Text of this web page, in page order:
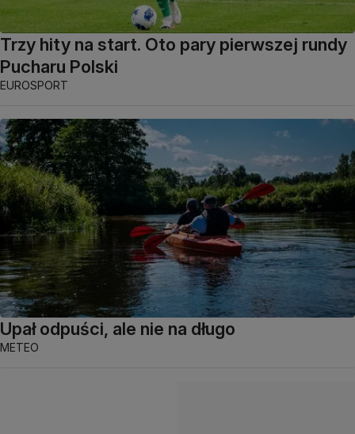
Trzy hity na start. Oto pary pierwszej rundy
Pucharu Polski
EUROSPORT
Upał odpuści, ale nie na długo
METEO